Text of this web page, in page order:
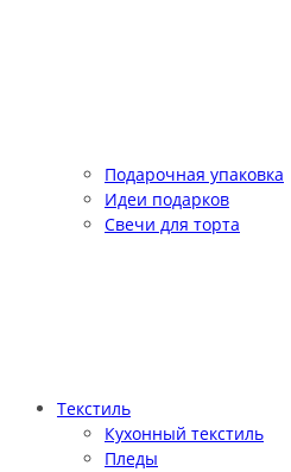
Подарочная упаковка
Идеи подарков
Свечи для торта
Текстиль
Кухонный текстиль
Пледы